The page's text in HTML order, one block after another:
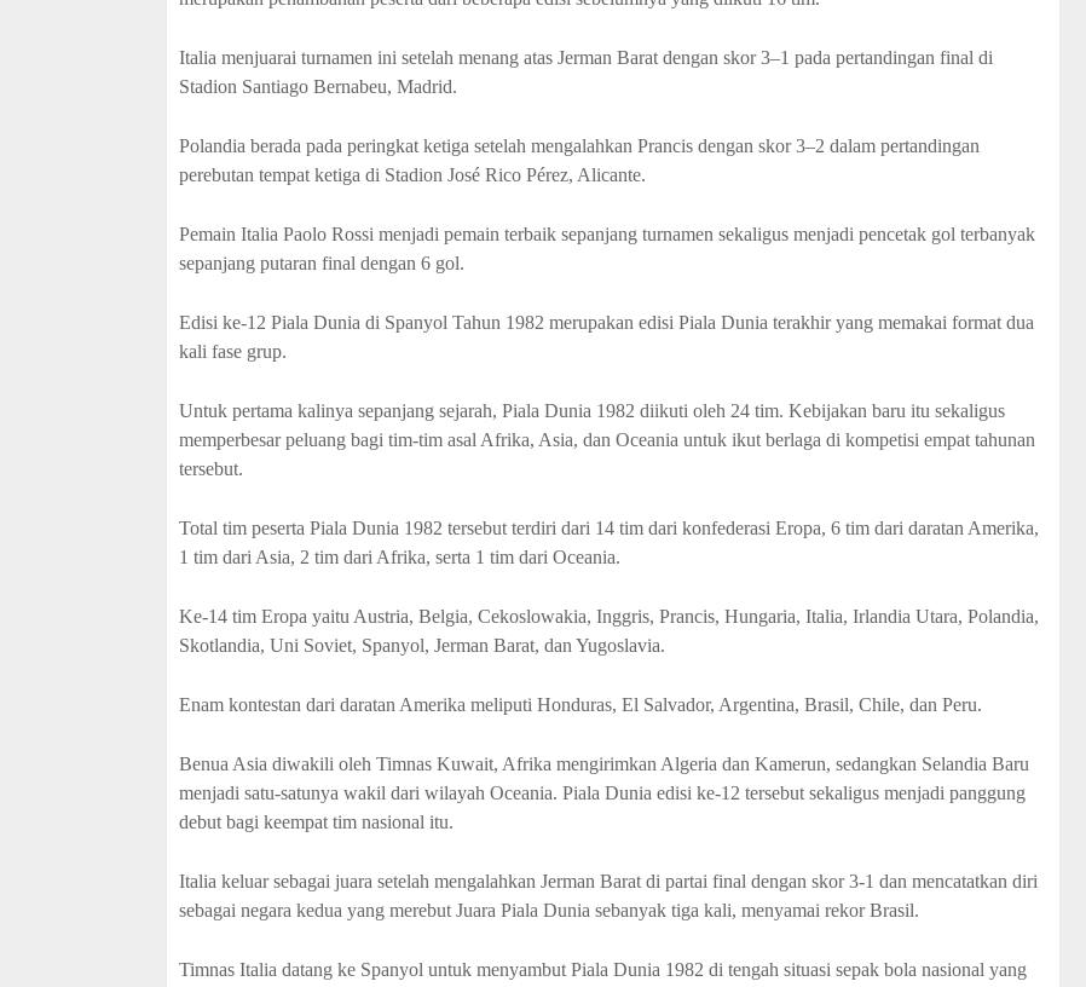
Italia menjuarai turnamen ini setelah menang atas Jerman Barat dengan skor 3–1 pada pertandingan final di
Stadion Santiago Bernabeu, Madrid.
Polandia berada pada peringkat ketiga setelah mengalahkan Prancis dengan skor 3–2 dalam pertandingan
perebutan tempat ketiga di Stadion José Rico Pérez, Alicante.
Pemain Italia Paolo Rossi menjadi pemain terbaik sepanjang turnamen sekaligus menjadi pencetak gol terbanyak
sepanjang putaran final dengan 6 gol.
Edisi ke-12 Piala Dunia di Spanyol Tahun 1982 merupakan edisi Piala Dunia terakhir yang memakai format dua
kali fase grup.
Untuk pertama kalinya sepanjang sejarah, Piala Dunia 1982 diikuti oleh 24 tim. Kebijakan baru itu sekaligus
memperbesar peluang bagi tim-tim asal Afrika, Asia, dan Oceania untuk ikut berlaga di kompetisi empat tahunan
tersebut.
Total tim peserta Piala Dunia 1982 tersebut terdiri dari 14 tim dari konfederasi Eropa, 6 tim dari daratan Amerika,
1 tim dari Asia, 2 tim dari Afrika, serta 1 tim dari Oceania.
Ke-14 tim Eropa yaitu Austria, Belgia, Cekoslowakia, Inggris, Prancis, Hungaria, Italia, Irlandia Utara, Polandia,
Skotlandia, Uni Soviet, Spanyol, Jerman Barat, dan Yugoslavia.
Enam kontestan dari daratan Amerika meliputi Honduras, El Salvador, Argentina, Brasil, Chile, dan Peru.
Benua Asia diwakili oleh Timnas Kuwait, Afrika mengirimkan Algeria dan Kamerun, sedangkan Selandia Baru
menjadi satu-satunya wakil dari wilayah Oceania. Piala Dunia edisi ke-12 tersebut sekaligus menjadi panggung
debut bagi keempat tim nasional itu.
Italia keluar sebagai juara setelah mengalahkan Jerman Barat di partai final dengan skor 3-1 dan mencatatkan diri
sebagai negara kedua yang merebut Juara Piala Dunia sebanyak tiga kali, menyamai rekor Brasil.
Timnas Italia datang ke Spanyol untuk menyambut Piala Dunia 1982 di tengah situasi sepak bola nasional yang